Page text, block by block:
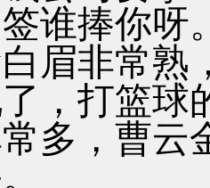
谁捧你呀
眉非常熟
，打篮球
多，曹云